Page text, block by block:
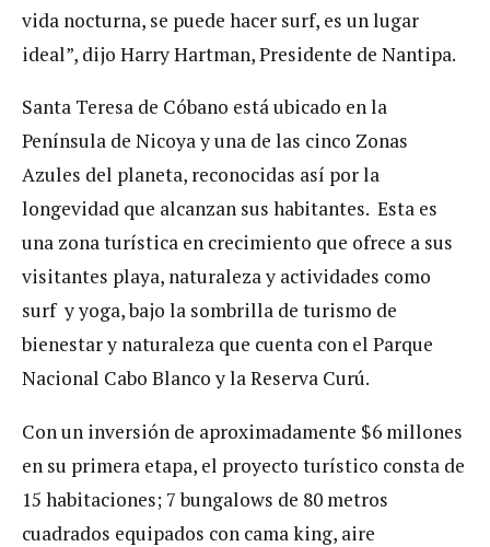
vida nocturna, se puede hacer surf, es un lugar
ideal”, dijo Harry Hartman, Presidente de Nantipa.
Santa Teresa de Cóbano está ubicado en la
Península de Nicoya y una de las cinco Zonas
Azules del planeta, reconocidas así por la
longevidad que alcanzan sus habitantes. Esta es
una zona turística en crecimiento que ofrece a sus
visitantes playa, naturaleza y actividades como
surf y yoga, bajo la sombrilla de turismo de
bienestar y naturaleza que cuenta con el Parque
Nacional Cabo Blanco y la Reserva Curú.
Con un inversión de aproximadamente $6 millones
en su primera etapa, el proyecto turístico consta de
15 habitaciones; 7 bungalows de 80 metros
cuadrados equipados con cama king, aire